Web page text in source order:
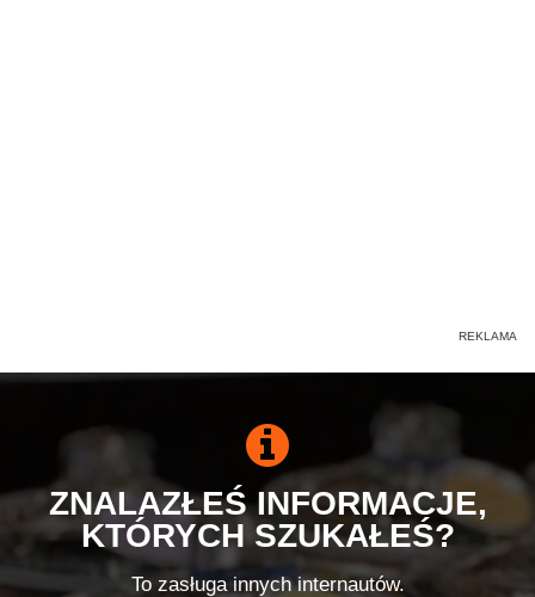
ZNALAZŁEŚ INFORMACJE,
KTÓRYCH SZUKAŁEŚ?
To zasługa innych internautów.